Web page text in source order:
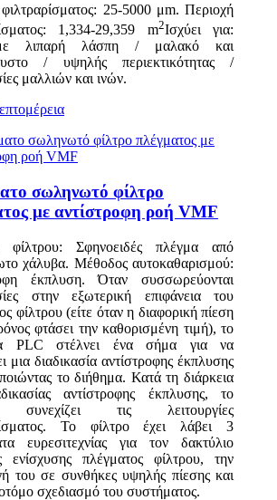
25-5000 μm. Περιοχή
1,334-29,359 m2Ισχύει για:
λιπαρή λάσπη / μαλακό και
/ υψηλής περιεκτικότητας /
μαλλιών και ινών.
σωληνωτό φίλτρο
με αντίστροφη ροή VMF
φίλτρου: Σφηνοειδές πλέγμα από
χάλυβα. Μέθοδος αυτοκαθαρισμού:
έκπλυση. Όταν συσσωρεύονται
στην εξωτερική επιφάνεια του
φίλτρου (είτε όταν η διαφορική πίεση
φτάσει την καθορισμένη τιμή), το
PLC στέλνει ένα σήμα για να
μια διαδικασία αντίστροφης έκπλυσης
το διήθημα. Κατά τη διάρκεια
αντίστροφης έκπλυσης, το
συνεχίζει τις λειτουργίες
Το φίλτρο έχει λάβει 3
ευρεσιτεχνίας για τον δακτύλιο
ενίσχυσης πλέγματος φίλτρου, την
του σε συνθήκες υψηλής πίεσης και
σχεδιασμό του συστήματος.